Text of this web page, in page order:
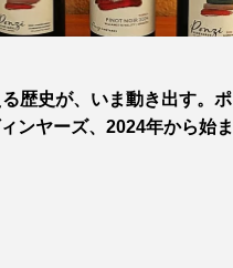
歴史が、いま動き出す。ポ
ンヤーズ、2024年から始ま